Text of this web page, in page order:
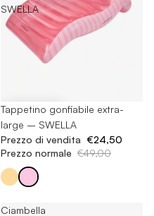
SWELLA
-50%
Tappetino gonfiabile extra-
large – SWELLA
Prezzo di vendita €24,50
Prezzo normale €49,00
Ciambella